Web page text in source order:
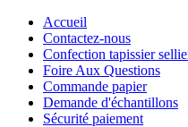
Accueil
Contactez-nous
Confection tapissier
Foire Aux Questions
Commande papier
Demande d'échantillons
Sécurité paiement